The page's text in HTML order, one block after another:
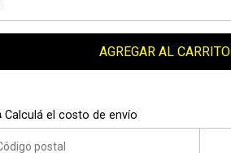
AGREGAR AL CARRITO
Calculá el costo de envío